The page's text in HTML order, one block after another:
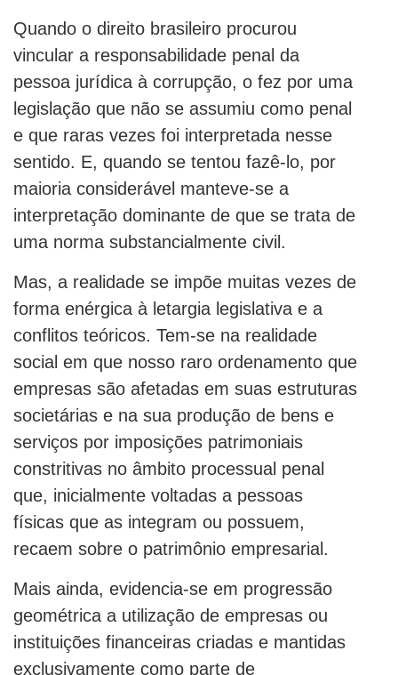
Quando o direito brasileiro procurou
vincular a responsabilidade penal da
pessoa jurídica à corrupção, o fez por uma
legislação que não se assumiu como penal
e que raras vezes foi interpretada nesse
sentido. E, quando se tentou fazê-lo, por
maioria considerável manteve-se a
interpretação dominante de que se trata de
uma norma substancialmente civil.
Mas, a realidade se impõe muitas vezes de
forma enérgica à letargia legislativa e a
conflitos teóricos. Tem-se na realidade
social em que nosso raro ordenamento que
empresas são afetadas em suas estruturas
societárias e na sua produção de bens e
serviços por imposições patrimoniais
constritivas no âmbito processual penal
que, inicialmente voltadas a pessoas
físicas que as integram ou possuem,
recaem sobre o patrimônio empresarial.
Mais ainda, evidencia-se em progressão
geométrica a utilização de empresas ou
instituições financeiras criadas e mantidas
exclusivamente como parte de